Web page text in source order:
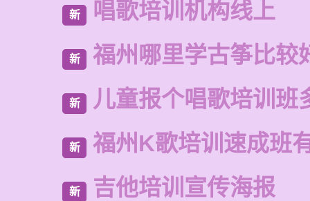
新 唱歌培训机构线上
新 福州哪里学古筝比较
新 儿童报个唱歌培训班
新 福州K歌培训速成班
新 吉他培训宣传海报